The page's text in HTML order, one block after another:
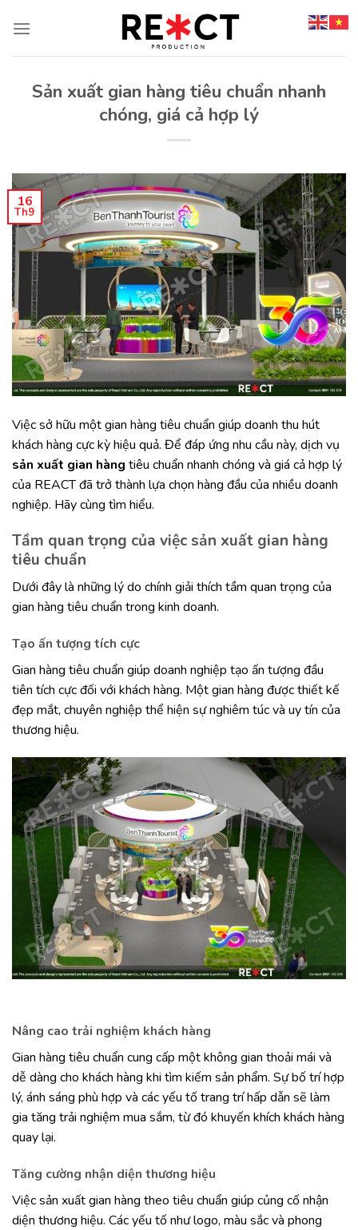
đến
Sản xuất gian hàng tiêu chuẩn nhanh
chóng, giá cả hợp lý
16
Th9
Việc sở hữu một gian hàng tiêu chuẩn giúp doanh thu hút
khách hàng cực kỳ hiệu quả. Để đáp ứng nhu cầu này, dịch vụ
sản xuất gian hàng tiêu chuẩn nhanh chóng và giá cả hợp lý
của REACT đã trở thành lựa chọn hàng đầu của nhiều doanh
nghiệp. Hãy cùng tìm hiểu.
Tầm quan trọng của việc sản xuất gian hàng
tiêu chuẩn
Dưới đây là những lý do chính giải thích tầm quan trọng của
gian hàng tiêu chuẩn trong kinh doanh.
Tạo ấn tượng tích cực
Gian hàng tiêu chuẩn giúp doanh nghiệp tạo ấn tượng đầu
tiên tích cực đối với khách hàng. Một gian hàng được thiết kế
đẹp mắt, chuyên nghiệp thể hiện sự nghiêm túc và uy tín của
thương hiệu.
Nâng cao trải nghiệm khách hàng
Gian hàng tiêu chuẩn cung cấp một không gian thoải mái và
dễ dàng cho khách hàng khi tìm kiếm sản phẩm. Sự bố trí hợp
lý, ánh sáng phù hợp và các yếu tố trang trí hấp dẫn sẽ làm
gia tăng trải nghiệm mua sắm, từ đó khuyến khích khách hàng
quay lại.
Tăng cường nhận diện thương hiệu
Việc sản xuất gian hàng theo tiêu chuẩn giúp củng cố nhận
diện thương hiệu. Các yếu tố như logo, màu sắc và phong